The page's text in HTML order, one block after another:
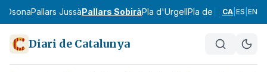
OsonaPallars JussàPallars SobiràPla d'UrgellPla de l'Estany
CA ES EN
Diari de Catalunya